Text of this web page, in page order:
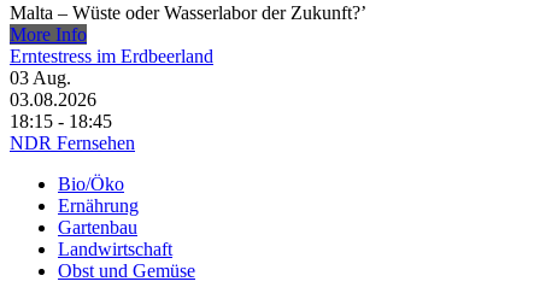
Malta – Wüste oder Wasserlabor der Zukunft?’
More Info
Erntestress im Erdbeerland
03 Aug.
03.08.2026
18:15 - 18:45
NDR Fernsehen
Bio/Öko
Ernährung
Gartenbau
Landwirtschaft
Obst und Gemüse